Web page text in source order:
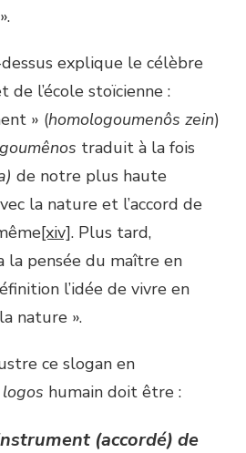
».
explique le célèbre
de l’école stoïcienne :
» (homologoumenôs zein)
traduit à la fois
de notre plus haute
la nature et l’accord de
[xiv]. Plus tard,
la pensée du maître en
l’idée de vivre en
nature ».
ce slogan en
logos humain doit être :
(accordé) de